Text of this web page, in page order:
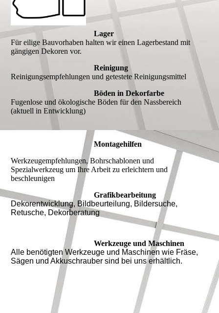
Lager
Für eilige Bauvorhaben halten wir einen Lagerbestand mit
gängigen Dekoren vor.
Reinigung
Reinigungsempfehlungen und getestete Reinigungsmittel
Böden in Dekorfarbe
Fugenlose und ökologische Böden für den Nassbereich
(aktuell in Entwicklung)
Montagehilfen
Werkzeugempfehlungen, Bohrschablonen und
Spezialwerkzeug um Ihre Arbeit zu erleichtern und
beschleunigen
Grafikbearbeitung
Dekorentwicklung, Bildbeurteilung, Bildersuche,
Retusche, Dekorberatung
Werkzeuge und Maschinen
Alle benötigten Werkzeuge und Maschinen wie Fräse,
Sägen und Akkuschrauber sind bei uns erhältlich.